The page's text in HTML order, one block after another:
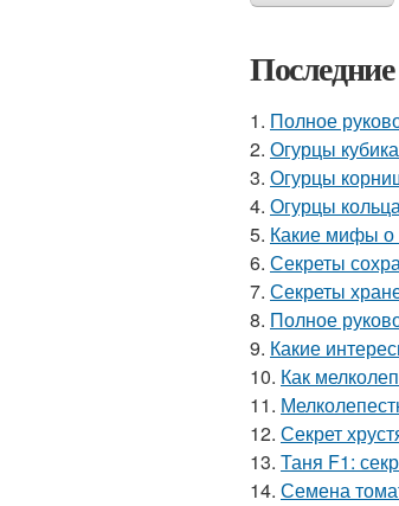
1. Полное
2. Огурцы
3. Огурцы
4. Огурцы
5. Какие мифы о
6. Секреты
7. Секреты
8. Полное
9. Какие
10. Как
11.
12. Секрет
13. Таня F1:
14. Семена